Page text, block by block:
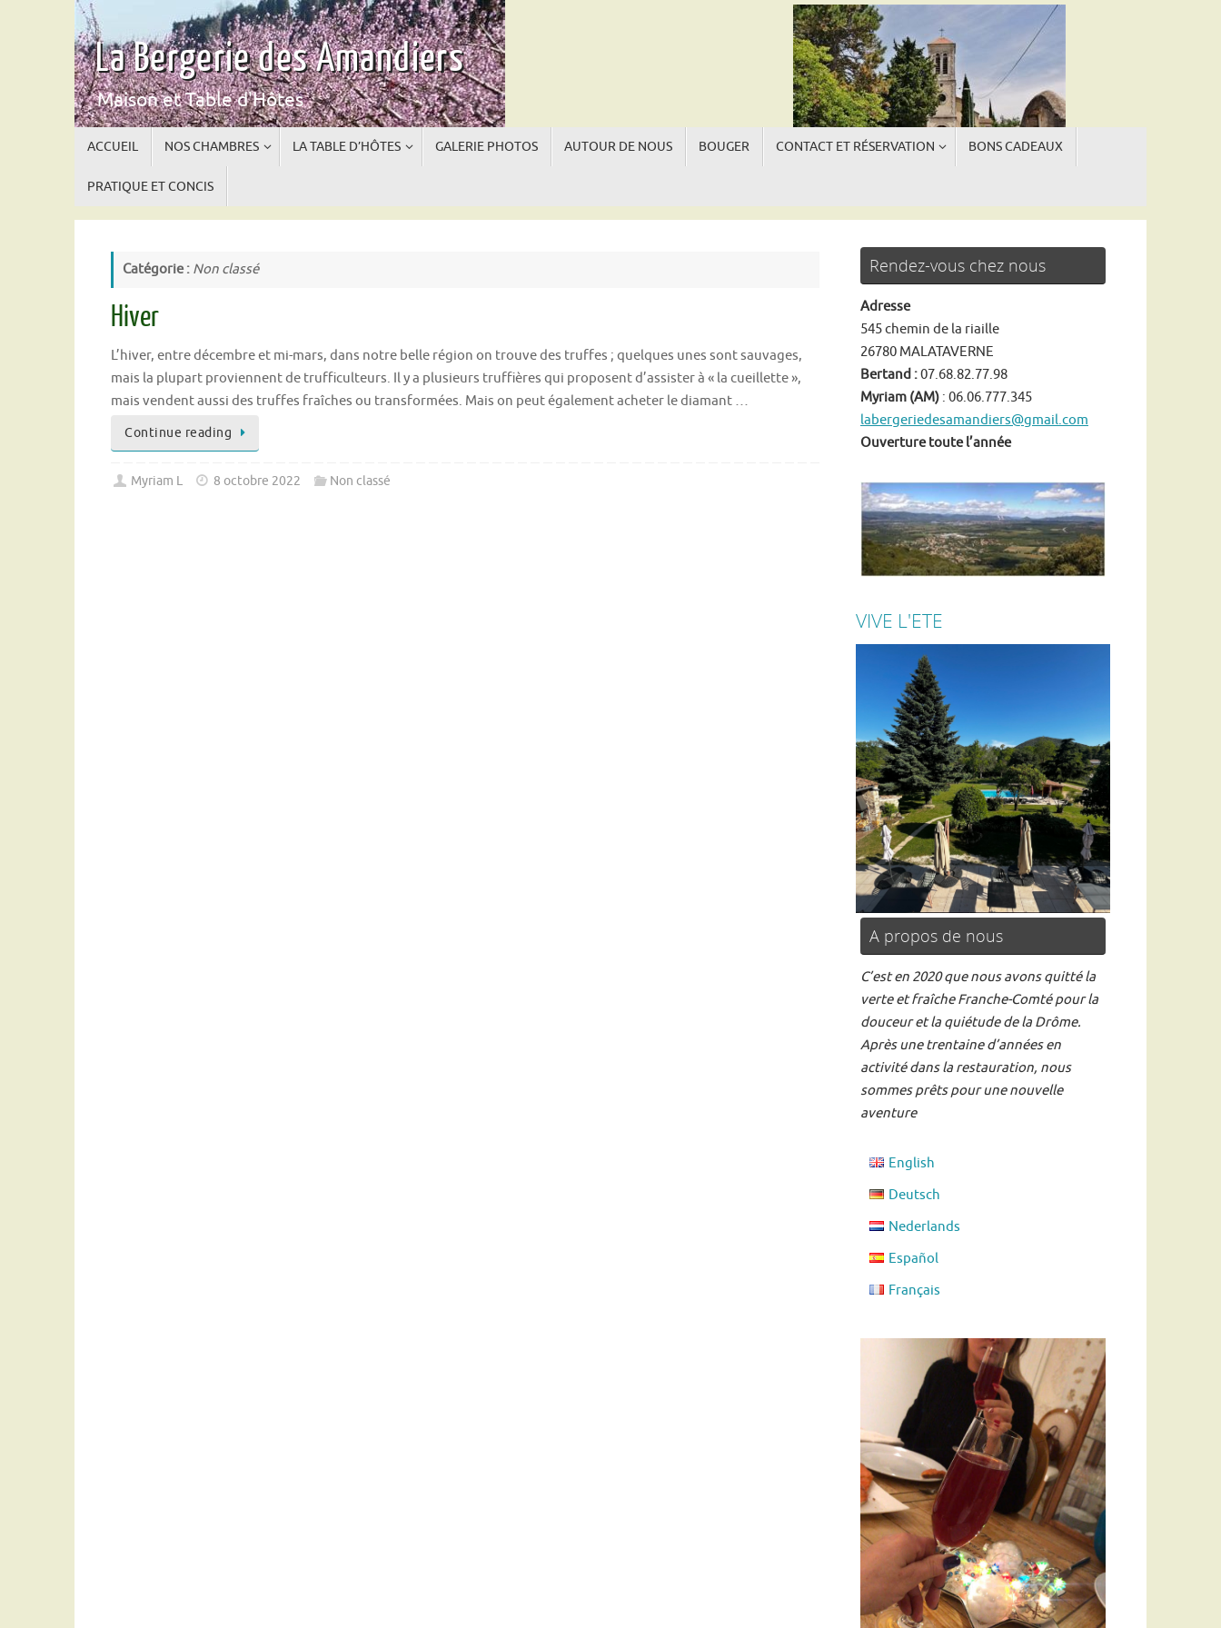
La Bergerie des Amandiers
Maison et Table d'Hôtes
ACCUEIL NOS CHAMBRES LA TABLE D’HÔTES GALERIE PHOTOS AUTOUR DE NOUS BOUGER CONTACT ET RÉSERVATION BONS CADEAUX
PRATIQUE ET CONCIS
Catégorie : Non classé
Hiver
L’hiver, entre décembre et mi-mars, dans notre belle région on trouve des truffes ; quelques unes sont sauvages,
mais la plupart proviennent de trufficulteurs. Il y a plusieurs truffières qui proposent d’assister à « la cueillette »,
mais vendent aussi des truffes fraîches ou transformées. Mais on peut également acheter le diamant …
Continue reading
Myriam L 8 octobre 2022 Non classé
Rendez-vous chez nous
Adresse
545 chemin de la riaille
26780 MALATAVERNE
Bertand :07.68.82.77.98
Myriam (AM) : 06.06.777.345
labergeriedesamandiers@gmail.com
Ouverture toute l’année
VIVE L'ETE
A propos de nous
C’est en 2020 que nous avons quitté la
verte et fraîche Franche-Comté pour la
douceur et la quiétude de la Drôme.
Après une trentaine d’années en
activité dans la restauration, nous
sommes prêts pour une nouvelle
aventure
English
Deutsch
Nederlands
Español
Français